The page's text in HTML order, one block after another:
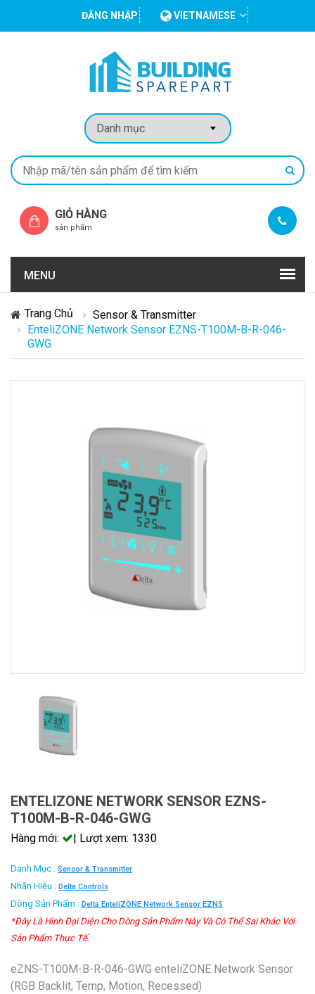
ĐĂNG NHẬP VIETNAMESE
GIỎ HÀNG
sản phẩm
MENU
Trang Chủ
Sensor & Transmitter
EnteliZONE Network Sensor EZNS-T100M-B-R-046-
GWG
ENTELIZONE NETWORK SENSOR EZNS-
T100M-B-R-046-GWG
Hàng mới: | Lượt xem: 1330
Danh Mục : Sensor & Transmitter
Nhãn Hiệu : Delta Controls
Dòng Sản Phẩm : Delta EnteliZONE Network Sensor EZNS
*Đây Là Hình Đại Diện Cho Dòng Sản Phẩm Này Và Có Thể Sai Khác Với
Sản Phẩm Thực Tế.
eZNS-T100M-B-R-046-GWG enteliZONE Network Sensor
(RGB Backlit, Temp, Motion, Recessed)